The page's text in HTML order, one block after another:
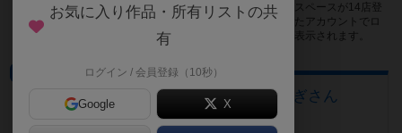
ボレアルで遊ぶことができるボードゲームカフェ・プレイスペースが14店登
録されています。公開プロフィールの都道府県が設定されたアカウントでロ
グインすると、同じ都道府県内の店舗に絞り込むボタンが表示されます。
ボードゲームカフェ
大垣のボードゲームカフェ 黒やぎさん
岐阜県大垣市荒川町470-2
お気に入り作品・所有リストの共
有
ログイン / 会員登録（10秒）
Google X